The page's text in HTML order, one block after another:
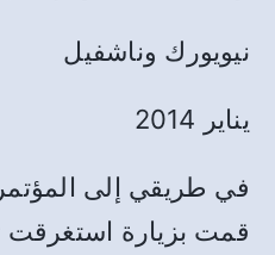
نيويورك وناشفيل
يناير 2014
في طريقي إلى
قمت بزيارة استغرقت